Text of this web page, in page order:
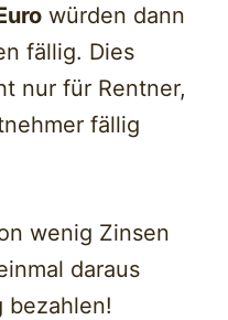
würden dann
fällig. Dies
nur für Rentner,
fällig
wenig Zinsen
daraus
bezahlen!